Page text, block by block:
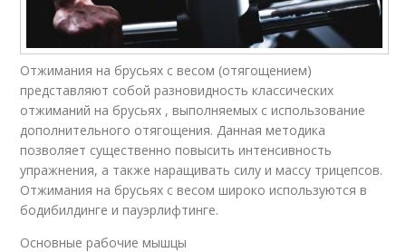
Отжимания на брусьях с весом (отягощением)
представляют собой разновидность классических
отжиманий на брусьях , выполняемых с использование
дополнительного отягощения. Данная методика
позволяет существенно повысить интенсивность
упражнения, а также наращивать силу и массу трицепсов.
Отжимания на брусьях с весом широко используются в
бодибилдинге и пауэрлифтинге.
Основные рабочие мышцы